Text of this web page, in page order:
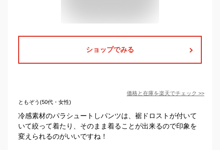
ショップでみる
価格と在庫を楽天でチェック >>
ともぞう(50代・女性)
冷感素材のパラシュートしパンツは、裾ドロストが付いて
いて絞って着たり、そのまま着ることが出来るので印象を
変えられるのがいいですね！